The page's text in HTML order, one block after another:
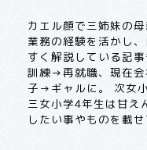
カエル顔で三姉妹の
業務の経験を活かし
すく解説している記
訓練→再就職、現在
子→ギャルに。 次女
三女小学4年生は甘え
したい事やものを載せ